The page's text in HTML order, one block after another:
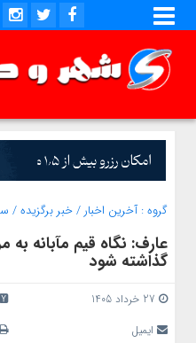
گروه :آخرین اخبار /خبر برگزیده/
عارف: نگاه قیم مآبانه
گذاشته شود
27 خرداد 1405
ایمیل